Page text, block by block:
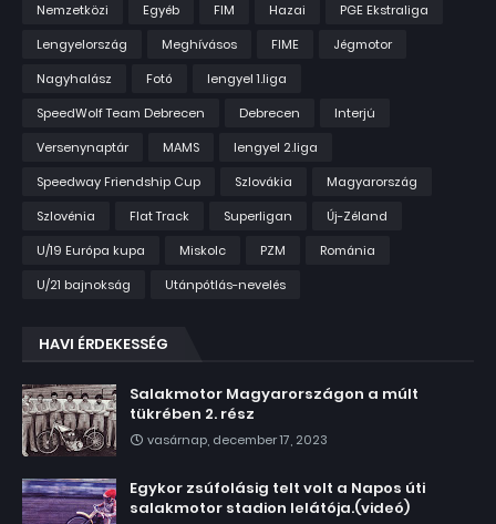
Nemzetközi Egyéb FIM Hazai
PGE Ekstraliga
Lengyelország
Meghívásos FIME
Jégmotor
Nagyhalász
Fotó
lengyel 1.liga
SpeedWolf Team Debrecen
Debrecen
Interjú
Versenynaptár
MAMS
lengyel 2.liga
Speedway Friendship Cup
Szlovákia
Magyarország
Szlovénia
Flat Track Superligan
Új-Zéland
U/19 Európa kupa
Miskolc PZM
Románia
U/21 bajnokság
Utánpótlás-nevelés
HAVI ÉRDEKESSÉG
Salakmotor Magyarországon a múlt
tükrében 2. rész
vasárnap, december 17, 2023
Egykor zsúfolásig telt volt a Napos úti
salakmotor stadion lelátója.(videó)